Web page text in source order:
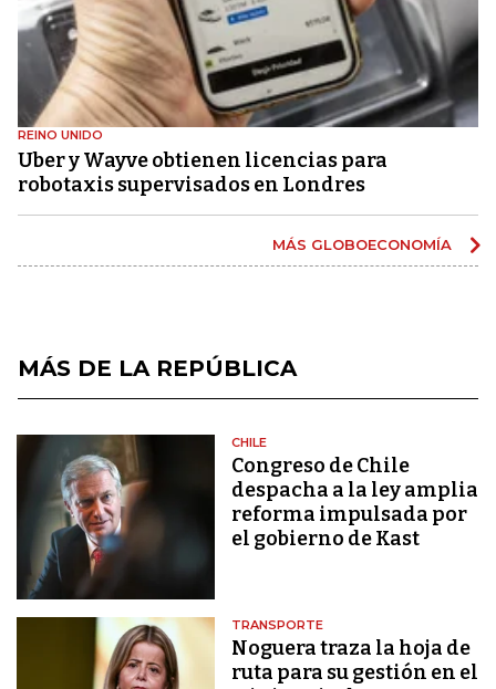
REINO UNIDO
Uber y Wayve obtienen licencias para
robotaxis supervisados ​​en Londres
MÁS GLOBOECONOMÍA
MÁS DE LA REPÚBLICA
CHILE
Congreso de Chile
despacha a la ley amplia
reforma impulsada por
el gobierno de Kast
TRANSPORTE
Noguera traza la hoja de
ruta para su gestión en el